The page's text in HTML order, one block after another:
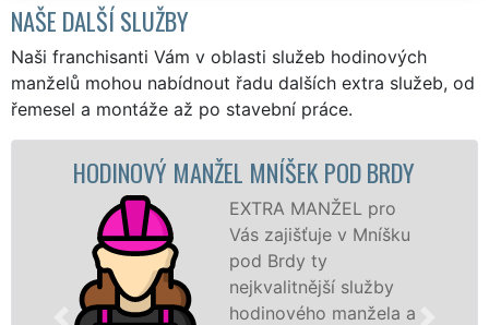
NAŠE DALŠÍ SLUŽBY
Naši franchisanti Vám v oblasti služeb hodinových
manželů mohou nabídnout řadu dalších extra služeb, od
řemesel a montáže až po stavební práce.
MANŽEL MNÍŠEK POD BRDY
EXTRA MANŽEL pro
Vás zajišťuje v Mníšku
pod Brdy ty
nejkvalitnější služby
hodinového manžela a